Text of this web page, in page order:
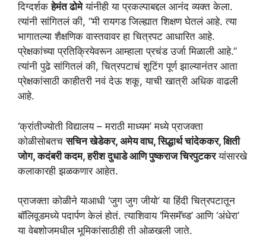
दिग्दर्शकहेमंत ढोमेयांनीही या प्रकल्पाबद्दल आनंद व्यक्त केला.
त्यांनी सांगितलं की, “मी रायगड जिल्ह्यात शिक्षण घेतलं आहे. त्या
भागातल्या शैक्षणिक वास्तवावर हा चित्रपट आधारित आहे.
प्रेक्षकांच्या प्रतिक्रियेवरून आम्हाला प्रचंड उर्जा मिळाली आहे.”
त्यांनी पुढे सांगितलं की, चित्रपटाचं शूटिंग पूर्ण झाल्यानंतर आता
प्रेक्षकांसाठी काहीतरी नवं देऊ शकू, याची खात्री अधिक वाढली
आहे.
‘क्रांतीज्योती विद्यालय – मराठी माध्यम’ मध्ये प्राजक्ता
कोळीसोबतचसचिन खेडेकर, अमेय वाघ, सिद्धार्थ चांदेककर, क्षिती
जोग, कदंबरी कदम, हरीश दुधाडे आणि पुष्कराज चिरपुटकरयांसारखे
कलाकारही झळकणार आहेत.
प्राजक्ता कोळीने याआधी ‘जुग जुग जीयो’ या हिंदी चित्रपटातून
बॉलिवूडमध्ये पदार्पण केलं होतं. त्याशिवाय ‘मिसमॅच्ड’ आणि ‘अंधेरा’
या वेबशोजमधील भूमिकांसाठीही ती ओळखली जाते.